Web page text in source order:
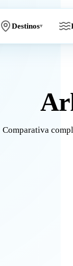
Destinos▾
Comparativa